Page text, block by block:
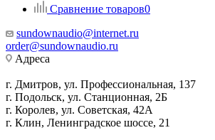
Сравнение товаров0
sundownaudio@internet.ru
order@sundownaudio.ru
Адреса
г. Дмитров, ул. Профессиональная, 137
г. Подольск, ул. Станционная, 2Б
г. Королев, ул. Советская, 42А
г. Клин, Ленинградское шоссе, 21